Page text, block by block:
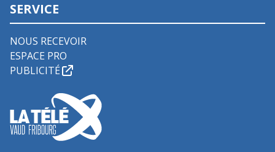
SERVICE
NOUS RECEVOIR
ESPACE PRO
PUBLICITÉ